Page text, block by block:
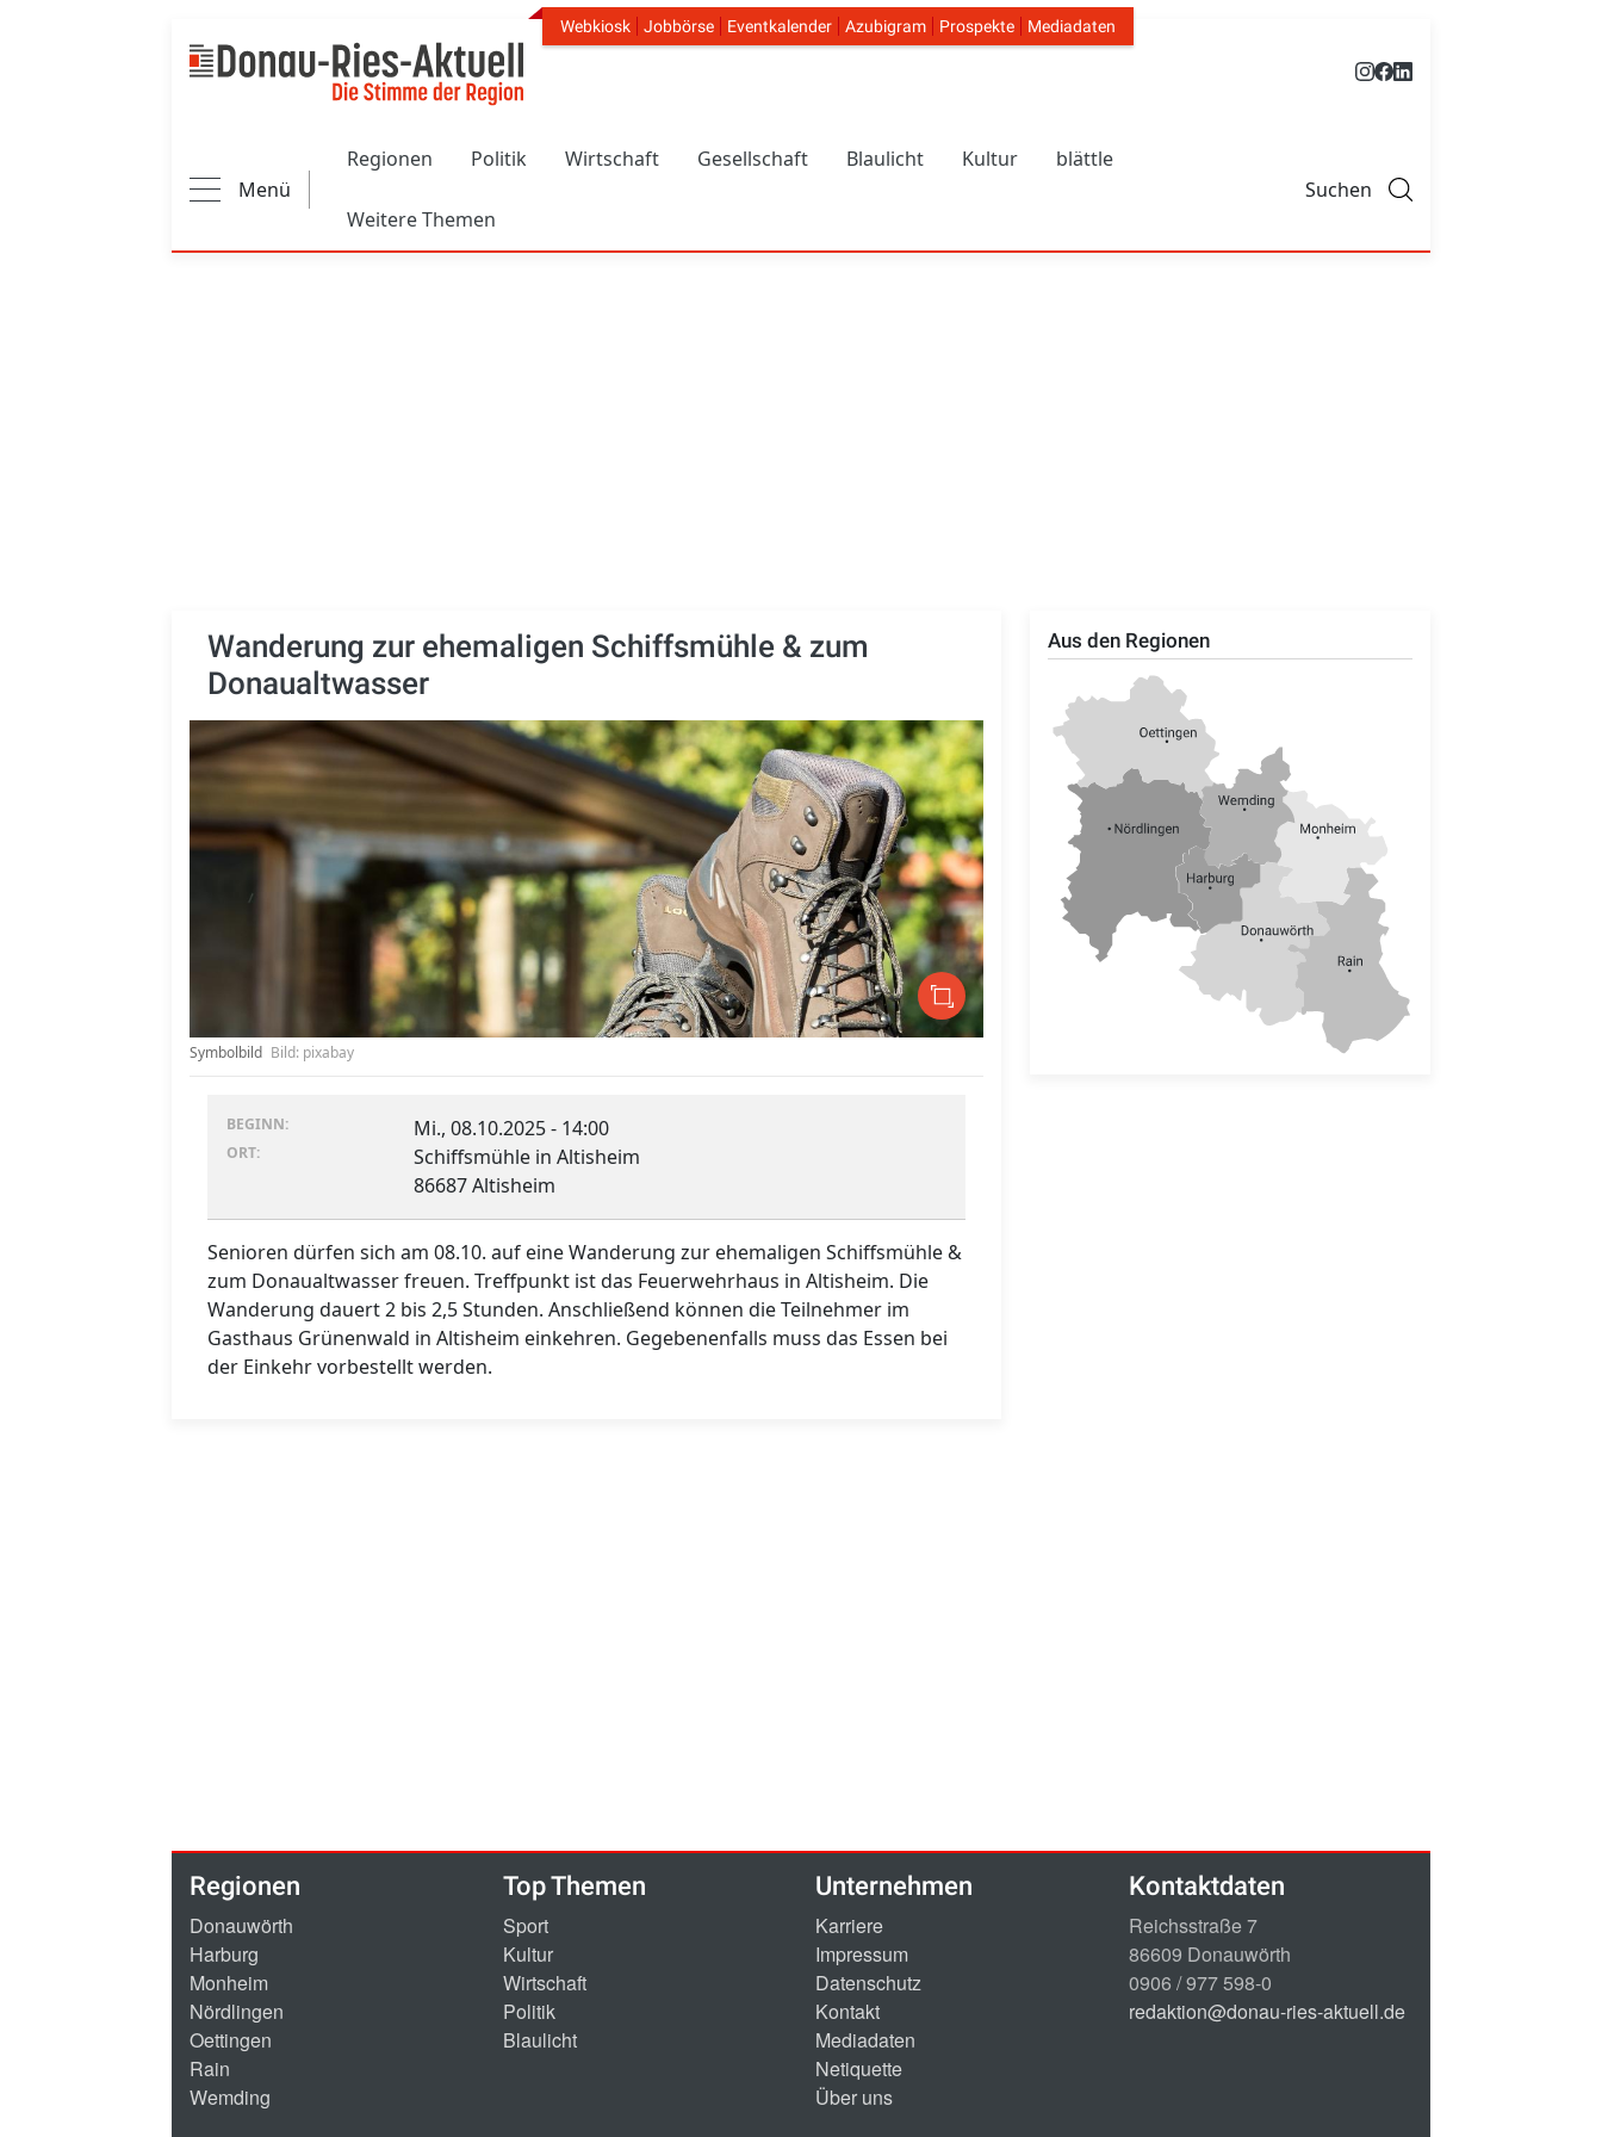
Header Navigation
Webkiosk Jobbörse Eventkalender Azubigram Prospekte Mediadaten
Menü
Regionen Politik Wirtschaft Gesellschaft Blaulicht Kultur blättle
Weitere Themen
Suchen
Wanderung zur ehemaligen Schiffsmühle & zum
Donaualtwasser
Symbolbild Bild: pixabay
BEGINN: Mi., 08.10.2025 - 14:00
ORT:
Schiffsmühle in Altisheim
86687 Altisheim
Senioren dürfen sich am 08.10. auf eine Wanderung zur ehemaligen Schiffsmühle &
zum Donaualtwasser freuen. Treffpunkt ist das Feuerwehrhaus in Altisheim. Die
Wanderung dauert 2 bis 2,5 Stunden. Anschließend können die Teilnehmer im
Gasthaus Grünenwald in Altisheim einkehren. Gegebenenfalls muss das Essen bei
der Einkehr vorbestellt werden.
Aus den Regionen
Regionen
Donauwörth
Harburg
Monheim
Nördlingen
Oettingen
Rain
Wemding
Top Themen
Sport
Kultur
Wirtschaft
Politik
Blaulicht
Unternehmen
Karriere
Impressum
Datenschutz
Kontakt
Mediadaten
Netiquette
Über uns
Kontaktdaten
Reichsstraße 7
86609 Donauwörth
0906 / 977 598-0
redaktion@donau-ries-aktuell.de